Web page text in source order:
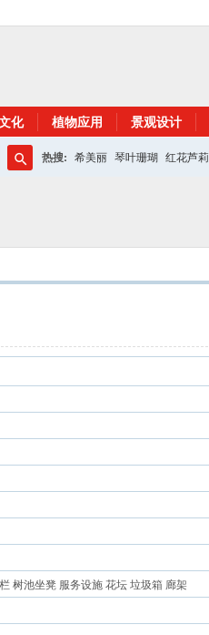
化 植物应用 景观设计
热搜: 希美丽 琴叶珊瑚 红花芦莉
树池坐凳 服务设施 花坛 垃圾箱 廊架